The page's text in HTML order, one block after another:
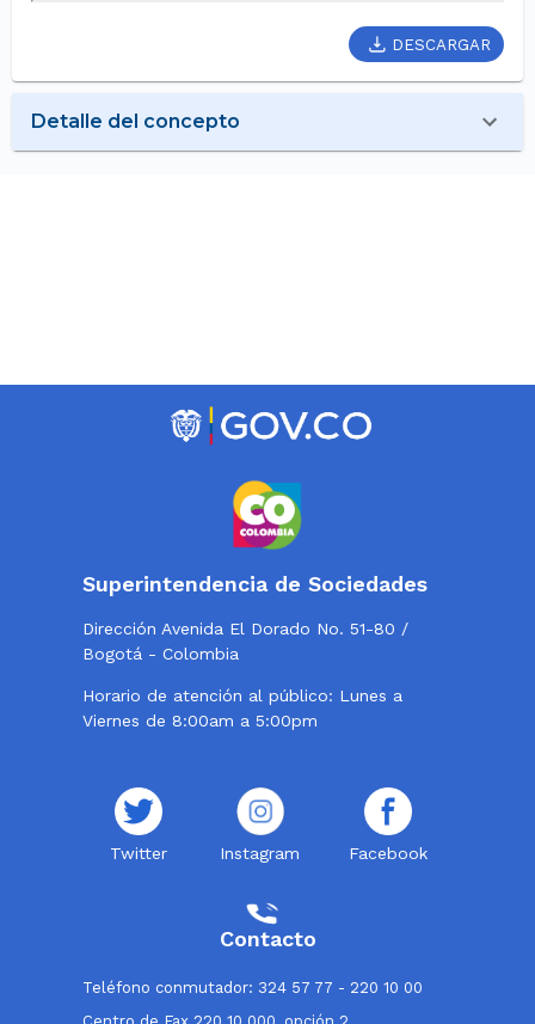
DESCARGAR
Detalle del concepto
Superintendencia de Sociedades
Dirección Avenida El Dorado No. 51-80 /
Bogotá - Colombia
Horario de atención al público: Lunes a
Viernes de 8:00am a 5:00pm
Twitter Instagram Facebook
Contacto
Teléfono conmutador: 324 57 77 - 220 10 00